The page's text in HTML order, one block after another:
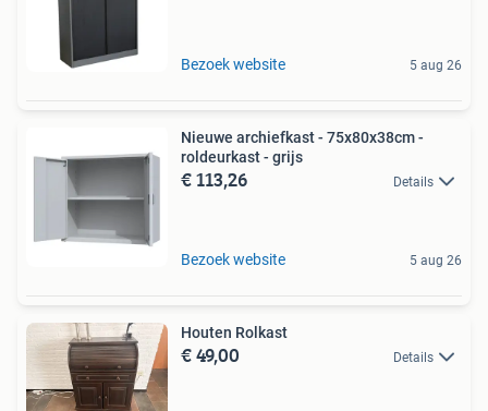
Bezoek website 5 aug 26
Nieuwe archiefkast - 75x80x38cm -
roldeurkast - grijs
€ 113,26 Details
Bezoek website 5 aug 26
Houten Rolkast
€ 49,00 Details